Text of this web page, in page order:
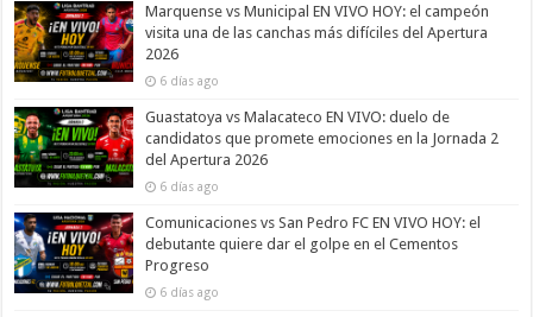
Marquense vs Municipal EN VIVO HOY: el campeón
visita una de las canchas más difíciles del Apertura
2026
6 días ago
Guastatoya vs Malacateco EN VIVO: duelo de
candidatos que promete emociones en la Jornada 2
del Apertura 2026
6 días ago
Comunicaciones vs San Pedro FC EN VIVO HOY: el
debutante quiere dar el golpe en el Cementos
Progreso
6 días ago